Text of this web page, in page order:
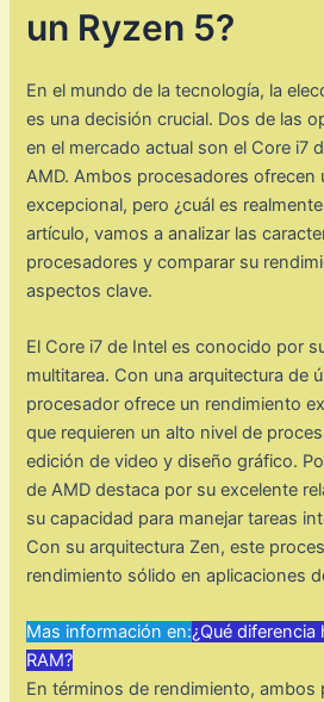
un Ryzen 5?
En el mundo de la tecnología, la
es una decisión crucial. Dos de las
en el mercado actual son el Core i7
AMD. Ambos procesadores ofrecen
excepcional, pero ¿cuál es
artículo, vamos a analizar las
procesadores y comparar su
aspectos clave.
El Core i7 de Intel es conocido por
multitarea. Con una arquitectura de
procesador ofrece un rendimiento
que requieren un alto nivel de
edición de video y diseño gráfico.
de AMD destaca por su excelente
su capacidad para manejar tareas
Con su arquitectura Zen, este
rendimiento sólido en aplicaciones
Mas información en:¿Qué diferencia
RAM?
En términos de rendimiento, ambos